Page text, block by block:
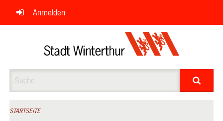
Navigation
überspringen
Anmelden
STARTSEITE